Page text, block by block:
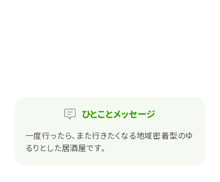
ひとことメッセージ
一度行ったら、また行きたくなる地域密着型のゆ
るりとした居酒屋です。